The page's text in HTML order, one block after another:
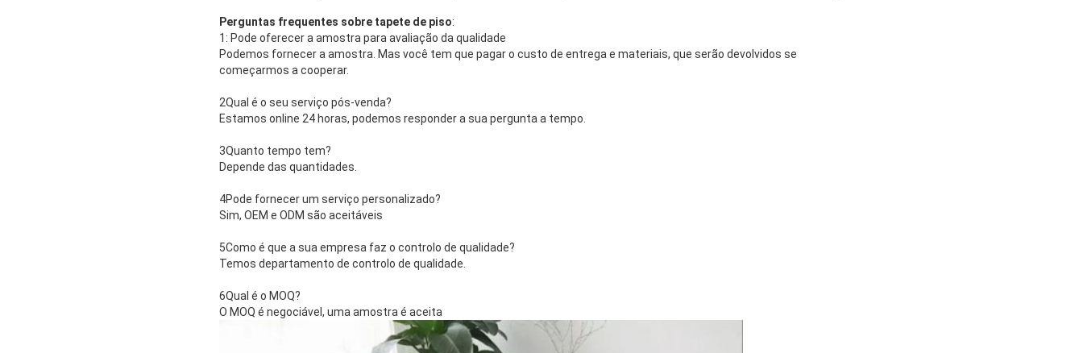
Perguntas frequentes sobre tapete de piso:
1: Pode oferecer a amostra para avaliação da qualidade
Podemos fornecer a amostra. Mas você tem que pagar o custo de entrega e materiais, que serão devolvidos se
começarmos a cooperar.
2Qual é o seu serviço pós-venda?
Estamos online 24 horas, podemos responder a sua pergunta a tempo.
3Quanto tempo tem?
Depende das quantidades.
4Pode fornecer um serviço personalizado?
Sim, OEM e ODM são aceitáveis
5Como é que a sua empresa faz o controlo de qualidade?
Temos departamento de controlo de qualidade.
6Qual é o MOQ?
O MOQ é negociável, uma amostra é aceita